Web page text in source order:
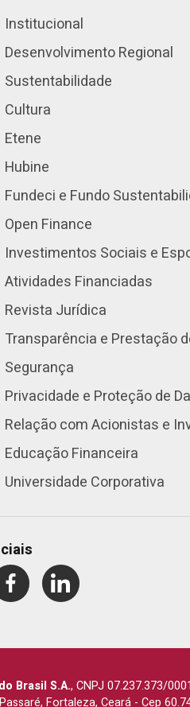
Institucional
Desenvolvimento Regional
Sustentabilidade
Cultura
Etene
Hubine
Fundeci e Fundo
Open Finance
Investimentos Sociais e
Atividades Financiadas
Revista Jurídica
Transparência e Prestação
Segurança
Privacidade e Proteção de
Relação com Acionistas e
Educação Financeira
Universidade Corporativa
Brasil S.A., CNPJ 07.237.373/
Passaré, Fortaleza, Ceará - Cep